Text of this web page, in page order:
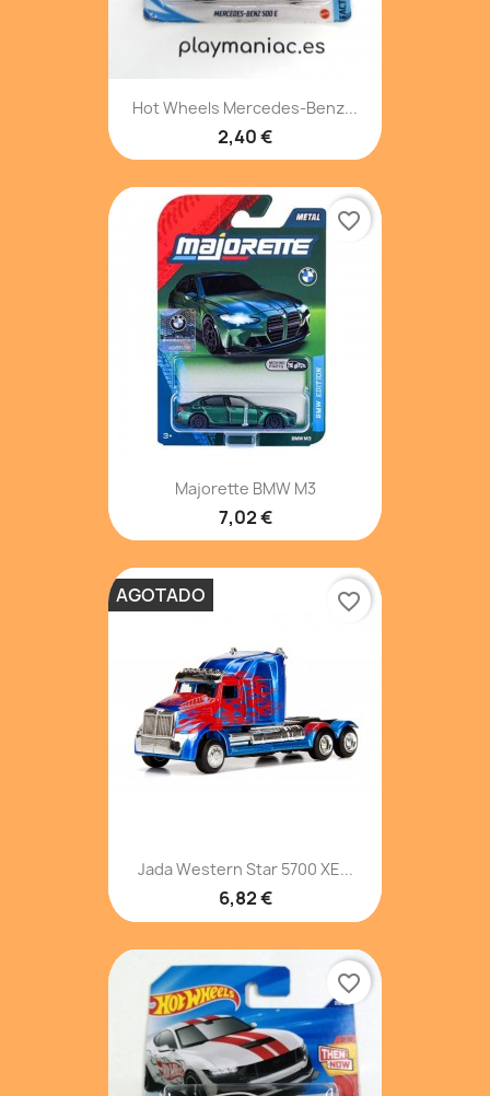
Hot Wheels Mercedes-Benz...
2,40 €
Majorette BMW M3
7,02 €
favorite_border
Jada Western Star 5700 XE...
6,82 €
AGOTADO favorite_border
favorite_border